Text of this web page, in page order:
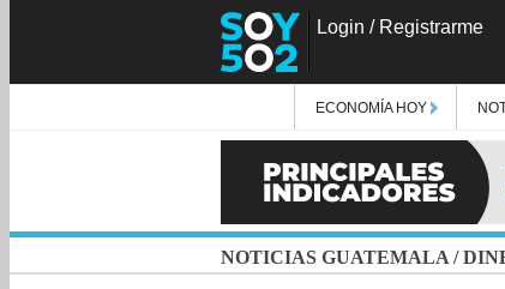
Login / Registrarme
ECONOMÍA HOY
NOTICIAS GUATEMALA /